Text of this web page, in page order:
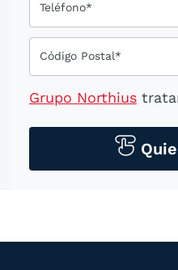
Teléfono*
Código Postal*
Grupo Northius
tecnológicos,
mensajería
otros directamente